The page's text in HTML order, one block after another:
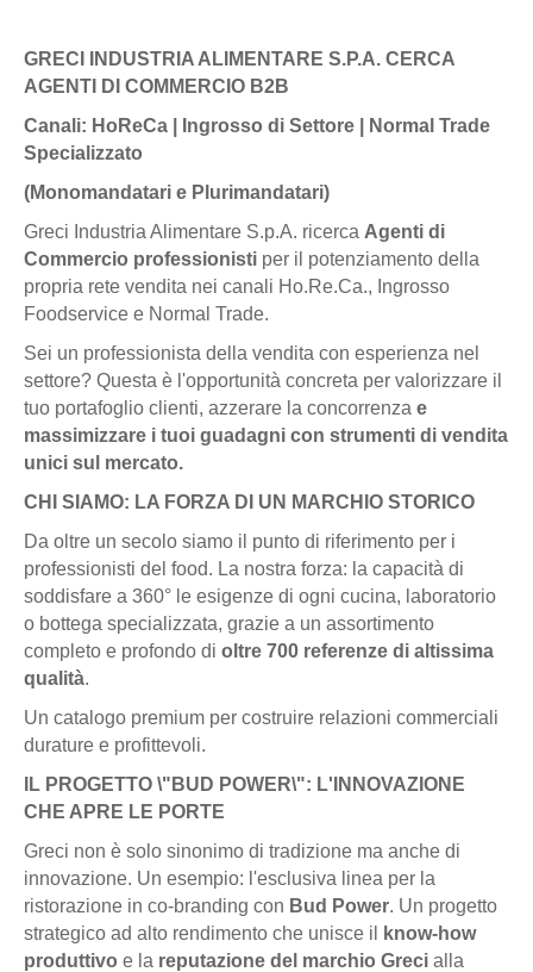
GRECI INDUSTRIA ALIMENTARE S.P.A. CERCA
AGENTI DI COMMERCIO B2B
Canali: HoReCa | Ingrosso di Settore | Normal Trade
Specializzato
(Monomandatari e Plurimandatari)
Greci Industria Alimentare S.p.A. ricerca Agenti di
Commercio professionisti per il potenziamento della
propria rete vendita nei canali Ho.Re.Ca., Ingrosso
Foodservice e Normal Trade.
Sei un professionista della vendita con esperienza nel
settore? Questa è l'opportunità concreta per valorizzare il
tuo portafoglio clienti, azzerare la concorrenza e
massimizzare i tuoi guadagni con strumenti di vendita
unici sul mercato.
CHI SIAMO: LA FORZA DI UN MARCHIO STORICO
Da oltre un secolo siamo il punto di riferimento per i
professionisti del food. La nostra forza: la capacità di
soddisfare a 360° le esigenze di ogni cucina, laboratorio
o bottega specializzata, grazie a un assortimento
completo e profondo di oltre 700 referenze di altissima
qualità.
Un catalogo premium per costruire relazioni commerciali
durature e profittevoli.
IL PROGETTO \"BUD POWER\": L'INNOVAZIONE
CHE APRE LE PORTE
Greci non è solo sinonimo di tradizione ma anche di
innovazione. Un esempio: l'esclusiva linea per la
ristorazione in co-branding con Bud Power. Un progetto
strategico ad alto rendimento che unisce il
know-how
produttivo e la reputazione del marchio Greci alla